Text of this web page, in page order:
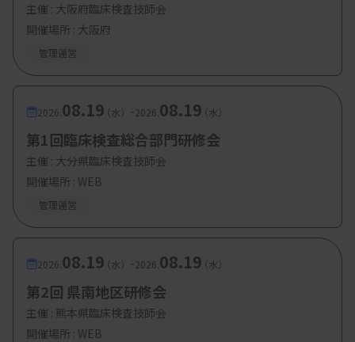
・臨床研究のICにおけるCRCの役割
小林久子氏（臨床研究推進委員会 委員）
・ワークショップ：インフォームドコンセントのロ
ールプレイ
酒井隆浩氏、小林久子氏（臨床研究推進委
員会 委員）
2日目 3月14日（土）
・我が国の治験・臨床研究の課題と施策
荒木康弘氏（厚生労働省医政局研究開発政策
課治験推進室長）
・臨床研究チームにおけるコミュニケーションビジ
主催 : 大阪府臨床検査技師会
開催場所 : 大阪府
管理運営
2026. 08.19（水） -2026. 08.19（水）
第1回臨床検査総合部門研修会
主催 : 大分県臨床検査技師会
開催場所 : WEB
管理運営
2026. 08.19（水） -2026. 08.19（水）
第2回 県南地区研修会
主催 : 熊本県臨床検査技師会
開催場所 : WEB